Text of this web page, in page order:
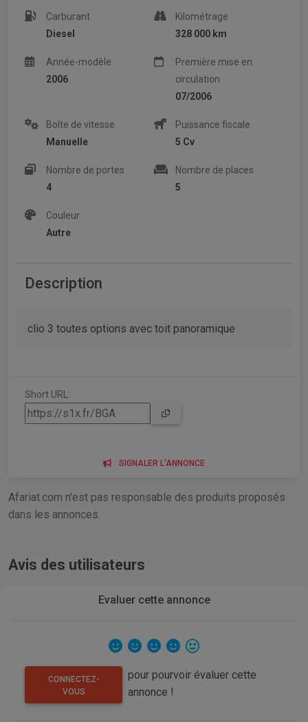
Carburant
Diesel
Kilométrage
328 000 km
Année-modèle
2006
Première mise en
circulation
07/2006
Boîte de vitesse
Manuelle
Puissance fiscale
5 Cv
Nombre de portes
4
Nombre de places
5
Couleur
Autre
Description
clio 3 toutes options avec toit panoramique
Short URL:
SIGNALER L'ANNONCE
Afariat.com n'est pas responsable des produits proposés
dans les annonces.
Avis des utilisateurs
Evaluer cette annonce
CONNECTEZ-
VOUS
pour pourvoir évaluer cette
annonce !